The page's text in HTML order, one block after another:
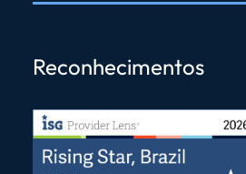
Reconhecimentos